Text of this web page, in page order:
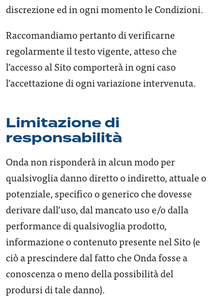
discrezione ed in ogni momento le Condizioni.
Raccomandiamo pertanto di verificarne
regolarmente il testo vigente, atteso che
l’accesso al Sito comporterà in ogni caso
l’accettazione di ogni variazione intervenuta.
Limitazione di
responsabilità
Onda non risponderà in alcun modo per
qualsivoglia danno diretto o indiretto, attuale o
potenziale, specifico o generico che dovesse
derivare dall’uso, dal mancato uso e/o dalla
performance di qualsivoglia prodotto,
informazione o contenuto presente nel Sito (e
ciò a prescindere dal fatto che Onda fosse a
conoscenza o meno della possibilità del
prodursi di tale danno).